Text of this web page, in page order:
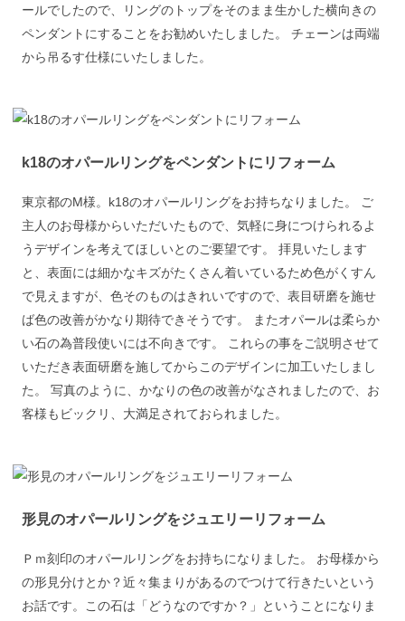
ールでしたので、リングのトップをそのまま生かした横向きの
ペンダントにすることをお勧めいたしました。 チェーンは両端
から吊るす仕様にいたしました。
k18のオパールリングをペンダントにリフォーム
東京都のM様。k18のオパールリングをお持ちなりました。 ご
主人のお母様からいただいたもので、気軽に身につけられるよ
うデザインを考えてほしいとのご要望です。 拝見いたします
と、表面には細かなキズがたくさん着いているため色がくすん
で見えますが、色そのものはきれいですので、表目研磨を施せ
ば色の改善がかなり期待できそうです。 またオパールは柔らか
い石の為普段使いには不向きです。 これらの事をご説明させて
いただき表面研磨を施してからこのデザインに加工いたしまし
た。 写真のように、かなりの色の改善がなされましたので、お
客様もビックリ、大満足されておられました。
形見のオパールリングをジュエリーリフォーム
Ｐｍ刻印のオパールリングをお持ちになりました。 お母様から
の形見分けとか？近々集まりがあるのでつけて行きたいという
お話です。この石は「どうなのですか？」ということになりま